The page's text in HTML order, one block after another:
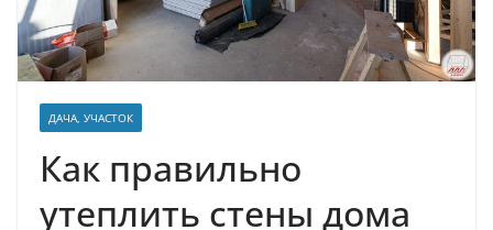
ДАЧА, УЧАСТОК
Как правильно
утеплить стены дома